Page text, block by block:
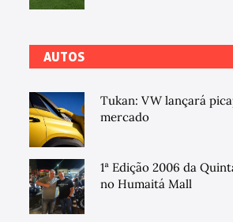
AUTOS
Tukan: VW lançará
mercado
1ª Edição 2006 da
no Humaitá Mall